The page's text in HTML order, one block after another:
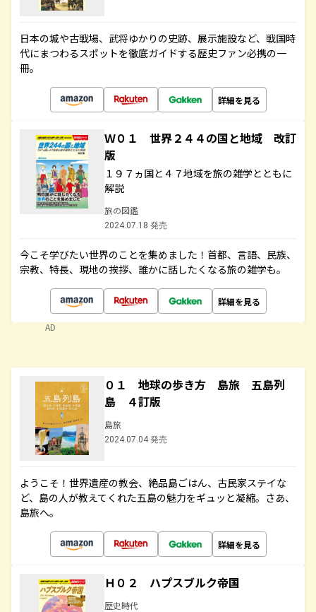
日本の城や古戦場、武将ゆかりの史跡、展示施設など、戦国時
代にまつわるスポットを徹底ガイドする歴史ファン必携の一
冊。
詳細を見る
Ｗ０１ 世界２４４の国と地域 改訂
版
１９７ヵ国と４７地域を旅の雑学とともに
解説
旅の図鑑
2024.07.18 発売
今こそ学びたい世界のことを集めました！首都、言語、民族、
宗教、特長、現地の挨拶、誰かに話したくなる旅の雑学も。
詳細を見る
AD
０１ 地球の歩き方 島旅 五島列
島 ４訂版
島旅
2024.07.04 発売
ようこそ！世界遺産の教会、絶品島ごはん、古民家ステイな
ど、島の人が教えてくれた五島の魅力をギュッと凝縮。さあ、
島旅へ。
詳細を見る
Ｈ０２ ハプスブルク帝国
歴史時代